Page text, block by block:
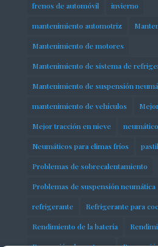
frenos de automóvil invierno
mantenimiento automotriz
Mantenimiento de motores
Mantenimiento de sistema de
Mantenimiento de suspensión
mantenimiento de vehículos
Mejor tracción en nieve
Neumáticos para climas fríos
Problemas de sobrecalentamiento
Problemas de suspensión neumática
refrigerante Refrigerante para
Rendimiento de la batería